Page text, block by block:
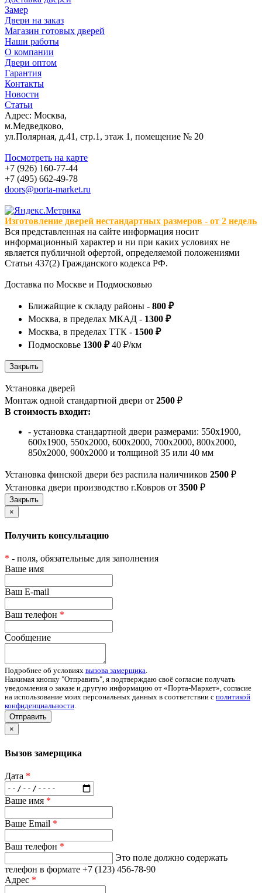
Замер
Двери на заказ
Магазин готовых дверей
Наши работы
О компании
Двери оптом
Гарантия
Контакты
Новости
Статьи
Адрес: Москва,
м.Медведково,
ул.Полярная, д.41, стр.1, этаж 1, помещение № 20
Посмотреть на карте
+7 (926) 160-77-44
+7 (495) 662-49-78
doors@porta-market.ru
Изготовление дверей нестандартных размеров - от 2 недель
Вся представленная на сайте информация носит
информационный характер и ни при каких условиях не
является публичной офертой, определяемой положениями
Статьи 437(2) Гражданского кодекса РФ.
Доставка по Москве и Подмосковью
Ближайщие к складу районы - 800 ₽
Москва, в пределах МКАД - 1300 ₽
Москва, в пределах ТТК - 1500 ₽
Подмосковье 1300 ₽40 ₽/км
Установка дверей
Монтаж одной стандартной двери от 2500 ₽
В стоимость входит:
- установка стандартной двери размерами: 550х1900,
600х1900, 550х2000, 600х2000, 700х2000, 800х2000,
850х2000, 900х2000 и толщиной 35 или 40 мм
Установка финской двери без распила наличников 2500 ₽
Установка двери производство г.Ковров от 3500 ₽
×
Получить консультацию
* - поля, обязательные для заполнения
Ваше имя
Ваш E-mail
Ваш телефон *
Сообщение
Подробнее об условиях вызова замерщика.
Нажимая кнопку "Отправить", я подтверждаю своё согласие получать
уведомления о заказе и другую информацию от «Порта-Маркет», согласие
на использование моих персональных данных в соответствии с политикой
конфиденциальности.
Отправить
×
Вызов замерщика
Дата *
Ваше имя *
Ваше Email *
Ваш телефон *
Это поле должно содержать
телефон в формате +7 (123) 456-78-90
Адрес *